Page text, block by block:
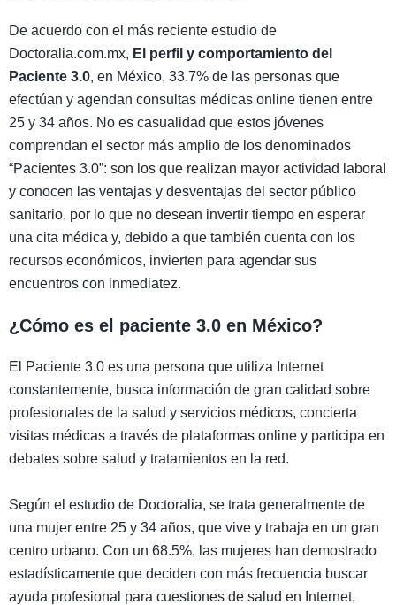
De acuerdo con el más reciente estudio de
Doctoralia.com.mx, El perfil y comportamiento del
Paciente 3.0, en México, 33.7% de las personas que
efectúan y agendan consultas médicas online tienen entre
25 y 34 años. No es casualidad que estos jóvenes
comprendan el sector más amplio de los denominados
“Pacientes 3.0”: son los que realizan mayor actividad laboral
y conocen las ventajas y desventajas del sector público
sanitario, por lo que no desean invertir tiempo en esperar
una cita médica y, debido a que también cuenta con los
recursos económicos, invierten para agendar sus
encuentros con inmediatez.
¿Cómo es el paciente 3.0 en México?
El Paciente 3.0 es una persona que utiliza Internet
constantemente, busca información de gran calidad sobre
profesionales de la salud y servicios médicos, concierta
visitas médicas a través de plataformas online y participa en
debates sobre salud y tratamientos en la red.
Según el estudio de Doctoralia, se trata generalmente de
una mujer entre 25 y 34 años, que vive y trabaja en un gran
centro urbano. Con un 68.5%, las mujeres han demostrado
estadísticamente que deciden con más frecuencia buscar
ayuda profesional para cuestiones de salud en Internet,